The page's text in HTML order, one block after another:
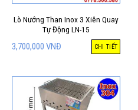
Lò Nướng Than Inox 3 Xiên Quay
Tự Động LN-15
3,700,000 VNĐ CHI TIẾT